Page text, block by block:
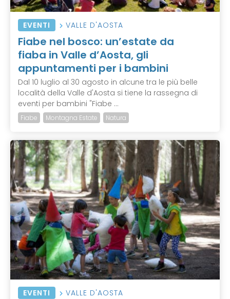
EVENTI VALLE D'AOSTA
Fiabe nel bosco: un’estate da
fiaba in Valle d’Aosta, gli
appuntamenti per i bambini
Dal 10 luglio al 30 agosto in alcune tra le più belle
località della Valle d'Aosta si tiene la rassegna di
eventi per bambini "Fiabe ...
Fiabe Montagna Estate Natura
EVENTI VALLE D'AOSTA